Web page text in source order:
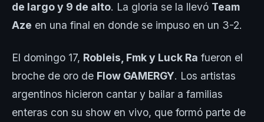
de largo y 9 de alto. La gloria se la llevó Team
Aze en una final en donde se impuso en un 3-2.
El domingo 17, Robleis, Fmk y Luck Ra fueron el
broche de oro de Flow GAMERGY. Los artistas
argentinos hicieron cantar y bailar a familias
enteras con su show en vivo, que formó parte de